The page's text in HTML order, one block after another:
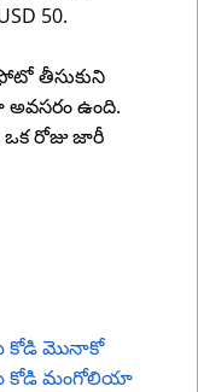
50.
తీసుకుని
అవసరం ఉంది.
ఒక రోజు జారీ
కోడి మొనాకో
కోడి మంగోలియా